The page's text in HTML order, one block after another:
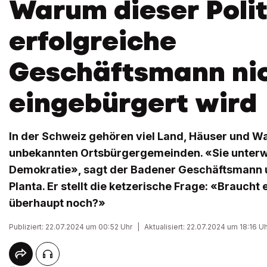
Warum dieser
erfolgreiche
Geschäftsmann
eingebürgert wird
In der Schweiz gehören viel Land, Häuser und
unbekannten Ortsbürgergemeinden. «Sie
Demokratie», sagt der Badener Geschäftsmann
Planta. Er stellt die ketzerische Frage: «Braucht
überhaupt noch?»
Publiziert: 22.07.2024 um 00:52 Uhr Aktualisiert: 22.07.2024 um 18:16